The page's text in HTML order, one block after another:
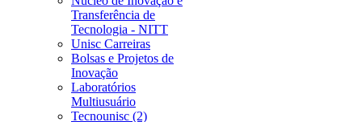
Transferência de
Tecnologia - NITT
Unisc Carreiras
Bolsas e Projetos de
Inovação
Laboratórios
Multiusuário
Tecnounisc (2)